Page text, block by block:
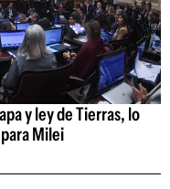
y ley de Tierras, lo
Milei